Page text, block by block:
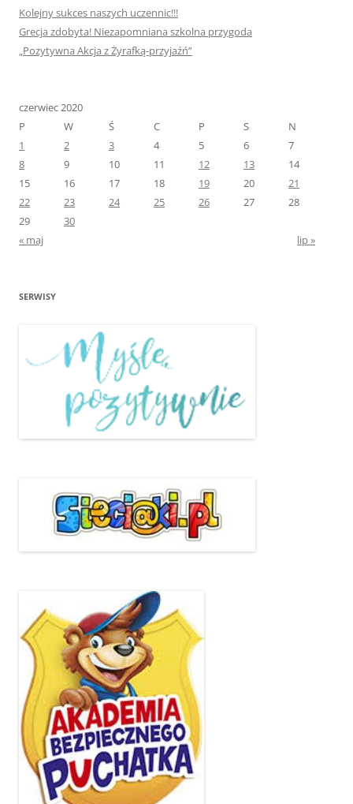
Kolejny sukces naszych uczennic!!!
Grecja zdobyta! Niezapomniana szkolna przygoda
„Pozytywna Akcja z Żyrafką-przyjaźń”
czerwiec 2020
P
W Ś C P S
N
1
2 3 4 5 6
7
8
9 10 11 12 13
14
15
16 17 18 19 20
21
22
23 24 25 26 27
28
29
30
« maj
lip »
SERWISY